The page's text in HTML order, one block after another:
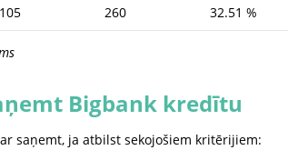
105 260 32.51 %
Bigbank kredītu
saņemt, ja atbilst sekojošiem kritērijiem: